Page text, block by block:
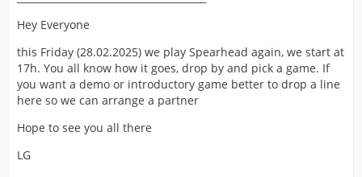
Hey Everyone
this Friday (28.02.2025) we play Spearhead again, we start at
17h. You all know how it goes, drop by and pick a game. If
you want a demo or introductory game better to drop a line
here so we can arrange a partner
Hope to see you all there
LG